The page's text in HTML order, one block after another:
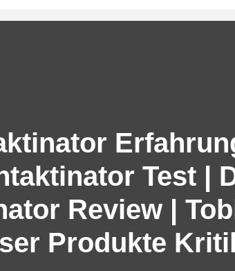
Test |
Review |
Produkte